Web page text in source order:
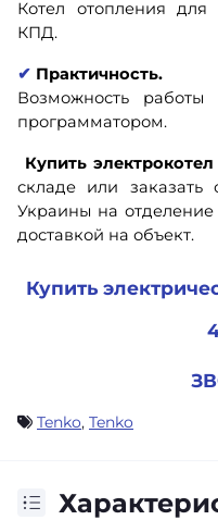
Котел отопления
КПД.
✔ Практичность.
Возможность работы
программатором.
Купить
складе или
Украины на
доставкой на объект.
Купить
Tenko, Tenko